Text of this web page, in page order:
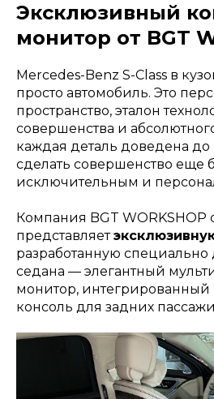
Заказать
Эксклюзивный
монитор от BGT
Mercedes-Benz S-Class в
просто автомобиль. Это
пространство, эталон
совершенства и
каждая деталь доведена до
сделать совершенство еще
исключительным и
Компания BGT WORKSHOP
представляет
разработанную специально
седана — элегантный
монитор, интегрированный
консоль для задних